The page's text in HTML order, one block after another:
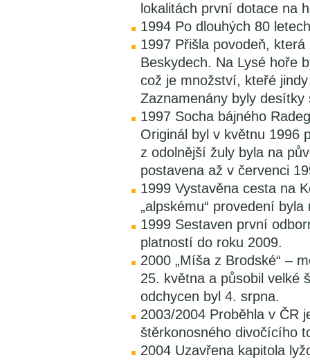
lokalitách první dotace na
1994 Po dlouhých 80
1997 Přišla povodeň,
Beskydech. Na Lysé hoře
což je množství, kteřé
Zaznamenány byly desítky
1997 Socha bájného
Originál byl v květnu 1996
z odolnější žuly byla na
postavena až v červenci
1999 Vystavěna cesta na
„alpskému“ provedení
1999 Sestaven první
platností do roku 2009.
2000 „Míša z Brodské“ –
25. května a působil velké
odchycen byl 4. srpna.
2003/2004 Proběhla v ČR
štěrkonosného divočícího
2004 Uzavřena kapitola